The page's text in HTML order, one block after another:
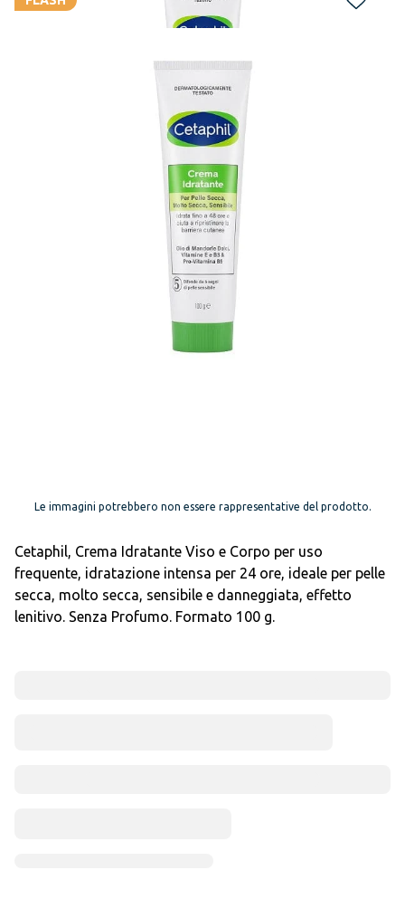
Le immagini potrebbero non essere rappresentative del prodotto.
Cetaphil, Crema Idratante Viso e Corpo per uso
frequente, idratazione intensa per 24 ore, ideale per pelle
secca, molto secca, sensibile e danneggiata, effetto
lenitivo. Senza Profumo. Formato 100 g.